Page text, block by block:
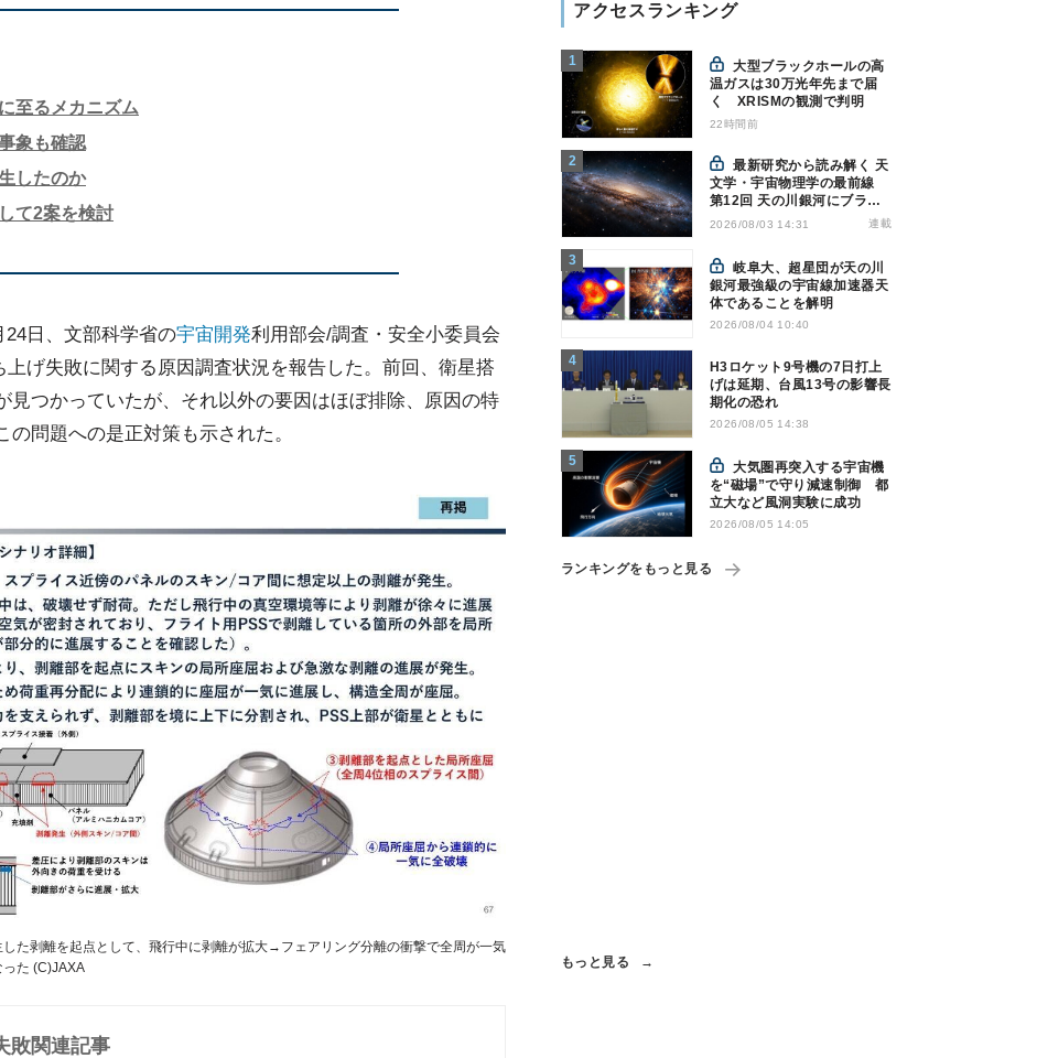
至るメカニズム
象も確認
したのか
て2案を検討
24日、文部科学省の宇宙開発利用部会/調査・安全小委員会
上げ失敗に関する原因調査状況を報告した。前回、衛星搭
見つかっていたが、それ以外の要因はほぼ排除、原因の特
問題への是正対策も示された。
た剥離を起点として、飛行中に剥離が拡大→フェアリング分離の衝撃で全周が一気
た (C)JAXA
敗関連記事
アクセスランキング
大型ブラックホールの高
温ガスは30万光年先まで届
く XRISMの観測で判明
22時間前
最新研究から読み解く 天
文学・宇宙物理学の最前線
第12回 天の川銀河にブラッ
クホール1億7000万個？ - 大
2026/08/03 14:31 連載
岐阜大、超星団が天の川
銀河最強級の宇宙線加速器天
体であることを解明
2026/08/04 10:40
H3ロケット9号機の7日打上
げは延期、台風13号の影響長
期化の恐れ
2026/08/05 14:38
大気圏再突入する宇宙機
を“磁場”で守り減速制御 都
立大など風洞実験に成功
2026/08/05 14:05
ランキングをもっと見る
もっと見る